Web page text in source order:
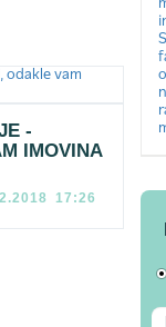
-
IMOVINA
17:26